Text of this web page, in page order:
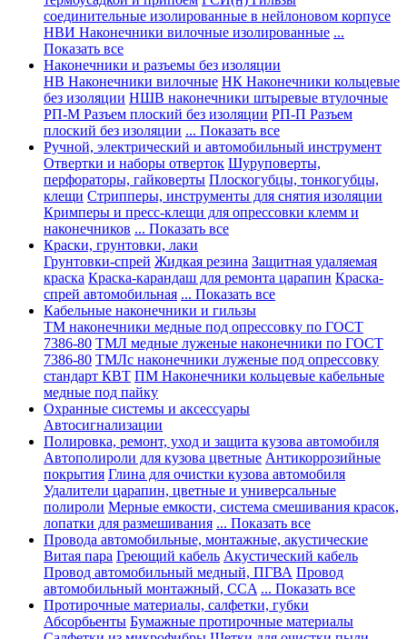
соединительные изолированные в нейлоновом корпусе
НВИ Наконечники вилочные изолированные ...
Показать все
Наконечники и разъемы без изоляции
НВ Наконечники вилочные НК Наконечники кольцевые
без изоляции НШВ наконечники штыревые втулочные
РП-М Разъем плоский без изоляции РП-П Разъем
плоский без изоляции ... Показать все
Ручной, электрический и автомобильный инструмент
Отвертки и наборы отверток Шуруповерты,
перфораторы, гайковерты Плоскогубцы, тонкогубцы,
клещи Стрипперы, инструменты для снятия изоляции
Кримперы и пресс-клещи для опрессовки клемм и
наконечников ... Показать все
Краски, грунтовки, лаки
Грунтовки-спрей Жидкая резина Защитная удаляемая
краска Краска-карандаш для ремонта царапин Краска-
спрей автомобильная ... Показать все
Кабельные наконечники и гильзы
ТМ наконечники медные под опрессовку по ГОСТ
7386-80 ТМЛ медные луженые наконечники по ГОСТ
7386-80 ТМЛс наконечники луженые под опрессовку
стандарт КВТ ПМ Наконечники кольцевые кабельные
медные под пайку
Охранные системы и аксессуары
Автосигнализации
Полировка, ремонт, уход и защита кузова автомобиля
Автополироли для кузова цветные Антикоррозийные
покрытия Глина для очистки кузова автомобиля
Удалители царапин, цветные и универсальные
полироли Мерные емкости, система смешивания красок,
лопатки для размешивания ... Показать все
Провода автомобильные, монтажные, акустические
Витая пара Греющий кабель Акустический кабель
Провод автомобильный медный, ПГВА Провод
автомобильный монтажный, CCA ... Показать все
Протирочные материалы, салфетки, губки
Абсорбьенты Бумажные протирочные материалы